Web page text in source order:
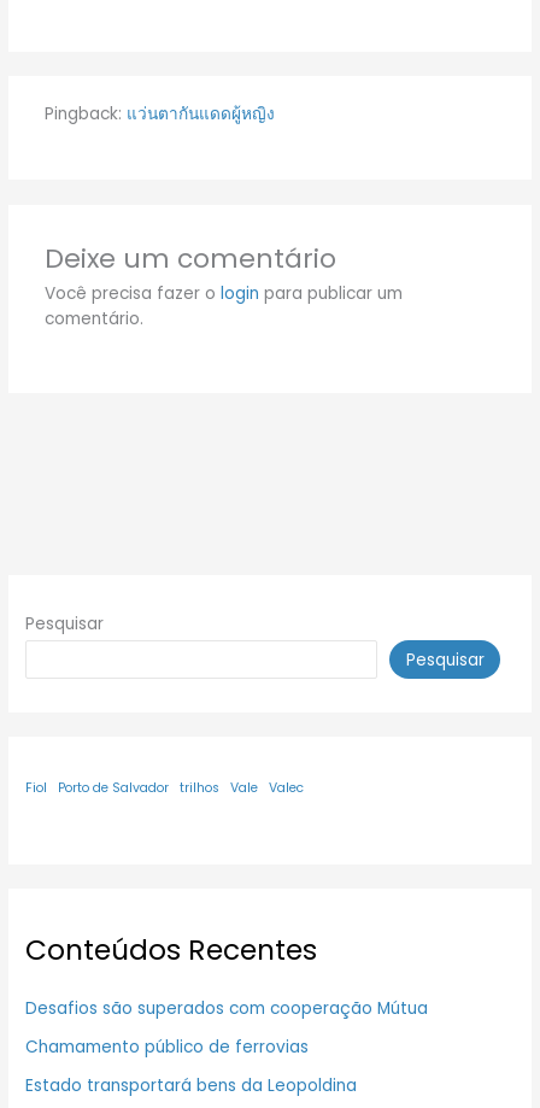
Pingback: แว่นตากันแดดผู้หญิง
Deixe um comentário
Você precisa fazer o login para publicar um
comentário.
Pesquisar
Pesquisar
Fiol Porto de Salvador trilhos Vale Valec
Conteúdos Recentes
Desafios são superados com cooperação Mútua
Chamamento público de ferrovias
Estado transportará bens da Leopoldina